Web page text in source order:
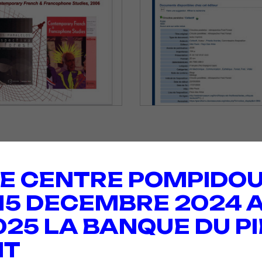
CENTRE
DECEMBRE 2024
LA BANQUE DU
Retour à la liste